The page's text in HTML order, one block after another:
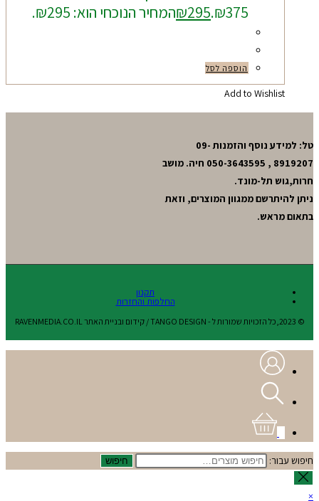
₪375.
₪295 המחיר הנוכחי הוא: ₪295.
הוספה לסל
Add to Wishlist
טל: למידע נוסף והזמנות 09-
8919207 , 050-3643595 חיה. מושב
חרות,גוש תל-מונד.
ניתן להיתרשם ממגוון המוצרים, וזאת
בתאום מראש.
תקנון
החלפות והחזרות
© 2023,כל הזכויות שמורות ל - TANGO DESIGN / קידום ובניית האתר RAVENMEDIA.CO.IL
חיפוש עבור: חיפוש
×